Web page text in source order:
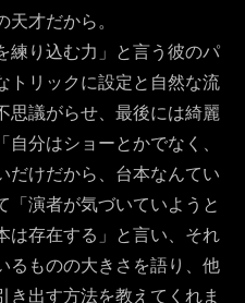
才だから。
練り込む力」と言う彼のパ
トリックに設定と自然な流
思議がらせ、最後には綺麗
分はショーとかでなく、
だけだから、台本なんてい
「演者が気づいていようと
は存在する」と言い、それ
るものの大きさを語り、他
き出す方法を教えてくれま